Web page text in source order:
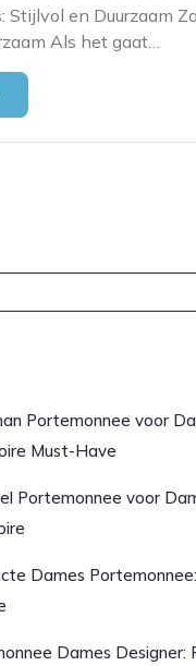
Stijlvol en Duurzaam
Als het gaat…
Portemonnee voor
Must-Have
Portemonnee voor
Dames
Dames Designer: